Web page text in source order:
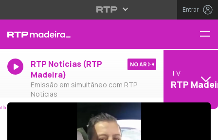
Entrar
RTP Notícias (RTP
Madeira)
Emissão em simultâneo com RTP
Notícias
NO AR
TV
RTP